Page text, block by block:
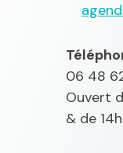
06 48
Ouvert
& de